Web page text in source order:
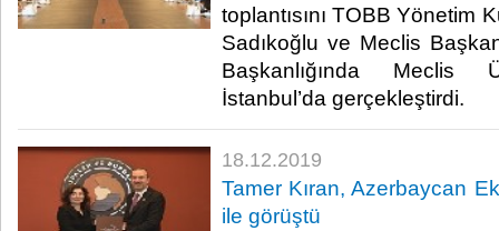
toplantısını TOBB Yönetim
Sadıkoğlu ve Meclis
Başkanlığında Meclis
İstanbul’da gerçekleştirdi.​
18.12.2019
Tamer Kıran, Azerbaycan
ile görüştü